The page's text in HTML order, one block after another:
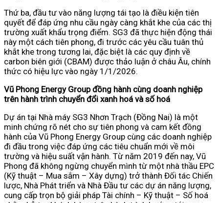
Thứ ba, đầu tư vào năng lượng tái tạo là điều kiện tiên
quyết để đáp ứng nhu cầu ngày càng khắt khe của các thị
trường xuất khẩu trọng điểm. SG3 đã thực hiện động thái
này một cách tiên phong, đi trước các yêu cầu tuân thủ
khắt khe trong tương lai, đặc biệt là các quy định về
carbon biên giới (CBAM) được thảo luận ở châu Âu, chính
thức có hiệu lực vào ngày 1/1/2026.
Vũ Phong Energy Group đồng hành cùng doanh nghiệp
trên hành trình chuyển đổi xanh hoá và số hoá
Dự án tại Nhà máy SG3 Nhơn Trạch (Đồng Nai) là một
minh chứng rõ nét cho sự tiên phong và cam kết đồng
hành của Vũ Phong Energy Group cùng các doanh nghiệp
đi đầu trong việc đáp ứng các tiêu chuẩn mới về môi
trường và hiệu suất vận hành. Từ năm 2019 đến nay, Vũ
Phong đã không ngừng chuyển mình từ một nhà thầu EPC
(Kỹ thuật – Mua sắm – Xây dựng) trở thành Đối tác Chiến
lược, Nhà Phát triển và Nhà Đầu tư các dự án năng lượng,
cung cấp trọn bộ giải pháp Tài chính – Kỹ thuật – Số hoá